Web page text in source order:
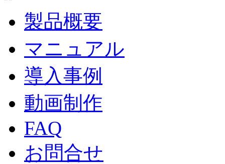
製品概要
マニュアル
導入事例
動画制作
FAQ
お問合せ